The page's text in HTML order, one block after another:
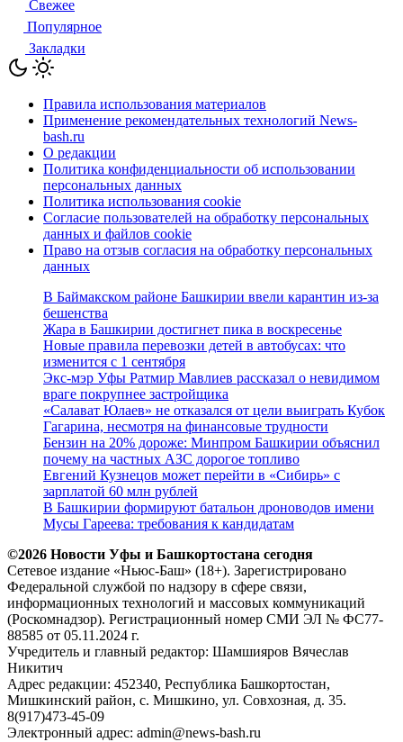
Свежее
Популярное
Закладки
Правила использования материалов
Применение рекомендательных технологий News-
bash.ru
О редакции
Политика конфиденциальности об использовании
персональных данных
Политика использования cookie
Согласие пользователей на обработку персональных
данных и файлов cookie
Право на отзыв согласия на обработку персональных
данных
В Баймакском районе Башкирии ввели карантин из-за
бешенства
Жара в Башкирии достигнет пика в воскресенье
Новые правила перевозки детей в автобусах: что
изменится с 1 сентября
Экс-мэр Уфы Ратмир Мавлиев рассказал о невидимом
враге покрупнее застройщика
«Салават Юлаев» не отказался от цели выиграть Кубок
Гагарина, несмотря на финансовые трудности
Бензин на 20% дороже: Минпром Башкирии объяснил
почему на частных АЗС дорогое топливо
Евгений Кузнецов может перейти в «Сибирь» с
зарплатой 60 млн рублей
В Башкирии формируют батальон дроноводов имени
Мусы Гареева: требования к кандидатам
©2026 Новости Уфы и Башкортостана сегодня
Сетевое издание «Ньюс-Баш» (18+). Зарегистрировано
Федеральной службой по надзору в сфере связи,
информационных технологий и массовых коммуникаций
(Роскомнадзор). Регистрационный номер СМИ ЭЛ № ФС77-
88585 от 05.11.2024 г.
Учредитель и главный редактор: Шамшияров Вячеслав
Никитич
Адрес редакции: 452340, Республика Башкортостан,
Мишкинский район, с. Мишкино, ул. Совхозная, д. 35.
8(917)473-45-09
Электронный адрес: admin@news-bash.ru